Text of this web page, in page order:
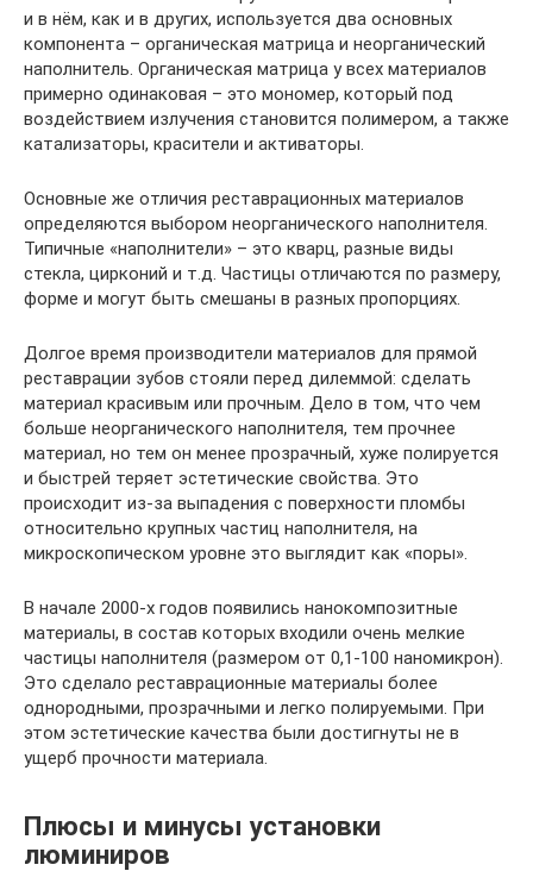
и в нём, как и в других, используется два основных
компонента – органическая матрица и неорганический
наполнитель. Органическая матрица у всех материалов
примерно одинаковая – это мономер, который под
воздействием излучения становится полимером, а также
катализаторы, красители и активаторы.
Основные же отличия реставрационных материалов
определяются выбором неорганического наполнителя.
Типичные «наполнители» – это кварц, разные виды
стекла, цирконий и т.д. Частицы отличаются по размеру,
форме и могут быть смешаны в разных пропорциях.
Долгое время производители материалов для прямой
реставрации зубов стояли перед дилеммой: сделать
материал красивым или прочным. Дело в том, что чем
больше неорганического наполнителя, тем прочнее
материал, но тем он менее прозрачный, хуже полируется
и быстрей теряет эстетические свойства. Это
происходит из-за выпадения с поверхности пломбы
относительно крупных частиц наполнителя, на
микроскопическом уровне это выглядит как «поры».
В начале 2000-х годов появились нанокомпозитные
материалы, в состав которых входили очень мелкие
частицы наполнителя (размером от 0,1-100 наномикрон).
Это сделало реставрационные материалы более
однородными, прозрачными и легко полируемыми. При
этом эстетические качества были достигнуты не в
ущерб прочности материала.
Плюсы и минусы установки
люминиров